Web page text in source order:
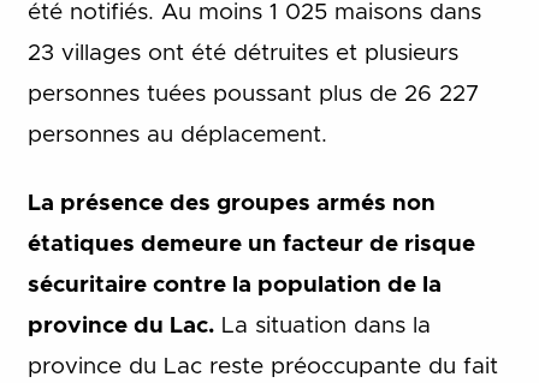
été notifiés. Au moins 1 025 maisons dans
23 villages ont été détruites et plusieurs
personnes tuées poussant plus de 26 227
personnes au déplacement.
La présence des groupes armés non
étatiques demeure un facteur de risque
sécuritaire contre la population de la
province du Lac. La situation dans la
province du Lac reste préoccupante du fait